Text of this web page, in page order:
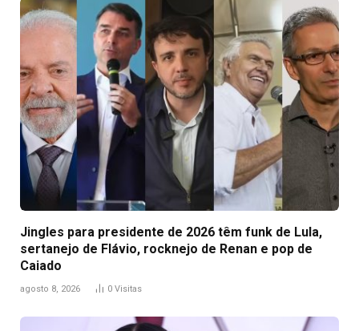
Jingles para presidente de 2026 têm funk de Lula,
sertanejo de Flávio, rocknejo de Renan e pop de
Caiado
agosto 8, 2026 0 Visitas